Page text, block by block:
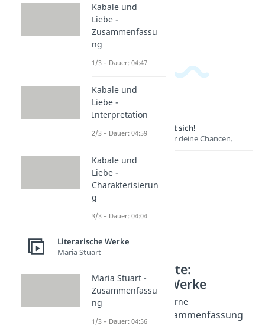
Lernen lohnt sich!
Entdecke hier deine Chancen.
Weitere Inhalte:
Literarische Werke
Werke der Postmoderne
Der Vorleser - Zusammenfassung
Dauer: 04:58
Kabale und
Liebe -
Zusammenfassu
ng
1/3 – Dauer: 04:47
Kabale und
Liebe -
Interpretation
2/3 – Dauer: 04:59
Kabale und
Liebe -
Charakterisierun
g
3/3 – Dauer: 04:04
Literarische Werke
Maria Stuart
Maria Stuart -
Zusammenfassu
ng
1/3 – Dauer: 04:56